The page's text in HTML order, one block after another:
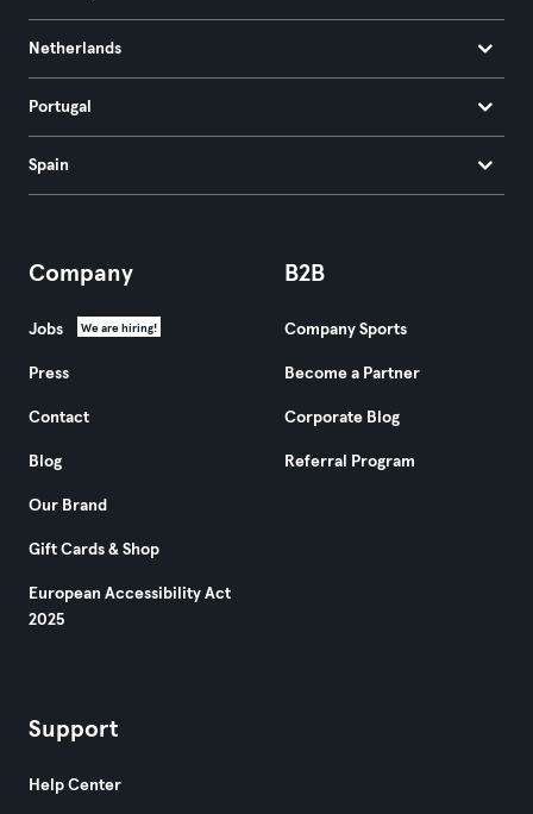
Netherlands
Portugal
Spain
Company
Jobs We are hiring!
Press
Contact
Blog
Our Brand
Gift Cards & Shop
European Accessibility Act
2025
B2B
Company Sports
Become a Partner
Corporate Blog
Referral Program
Support
Help Center